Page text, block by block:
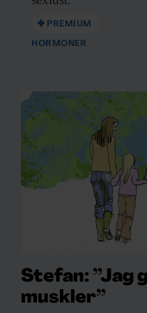
PREMIUM
HORMONER
Stefan: ”Jag
muskler”